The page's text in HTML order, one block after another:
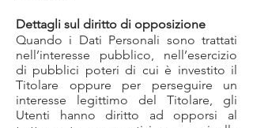
Dettagli sul diritto di opposizione
Quando i Dati Personali sono trattati
nell’interesse pubblico, nell’esercizio
di pubblici poteri di cui è investito il
Titolare oppure per perseguire un
interesse legittimo del Titolare, gli
Utenti hanno diritto ad opporsi al